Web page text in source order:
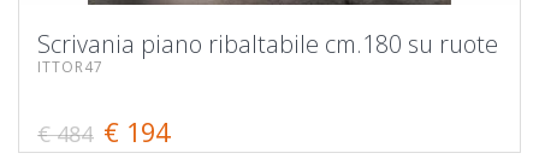
Scrivania piano ribaltabile cm.180 su ruote
ITTOR47
€ 484 € 194